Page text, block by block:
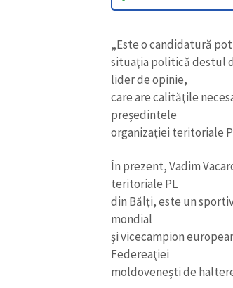
„Este o candidatură
situaţia politică destul
lider de opinie,
care are calităţile
preşedintele
organizaţiei teritoriale
În prezent, Vadim
teritoriale PL
din Bălţi, este un
mondial
şi vicecampion
Federeaţiei
moldoveneşti de